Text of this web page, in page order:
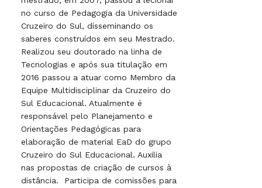
no curso de Pedagogia da Universidade
Cruzeiro do Sul, disseminando os
saberes construídos em seu Mestrado.
Realizou seu doutorado na linha de
Tecnologias e após sua titulação em
2016 passou a atuar como Membro da
Equipe Multidisciplinar da Cruzeiro do
Sul Educacional. Atualmente é
responsável pelo Planejamento e
Orientações Pedagógicas para
elaboração de material EaD do grupo
Cruzeiro do Sul Educacional. Auxilia
nas propostas de criação de cursos à
distância. Participa de comissões para